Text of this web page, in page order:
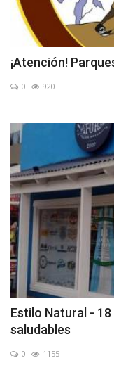
¡Atención!
0 920
Estilo Natural -
saludables
0 1155